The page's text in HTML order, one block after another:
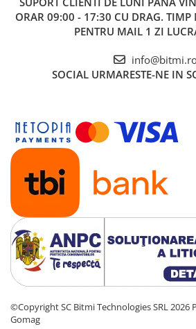
ORAR 09:00 - 17:30 CU DRAG. TIMP
PENTRU MAIL 1 ZI
SOCIAL URMARESTE-NE IN
©Copyright SC Bitmi Technologies SRL 2026
Gomag